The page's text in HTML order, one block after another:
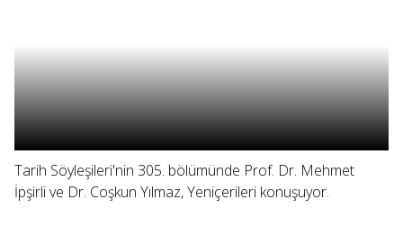
Tarih Söyleşileri'nin 305. bölümünde Prof. Dr. Mehmet
İpşirli ve Dr. Coşkun Yılmaz, Yeniçerileri konuşuyor.